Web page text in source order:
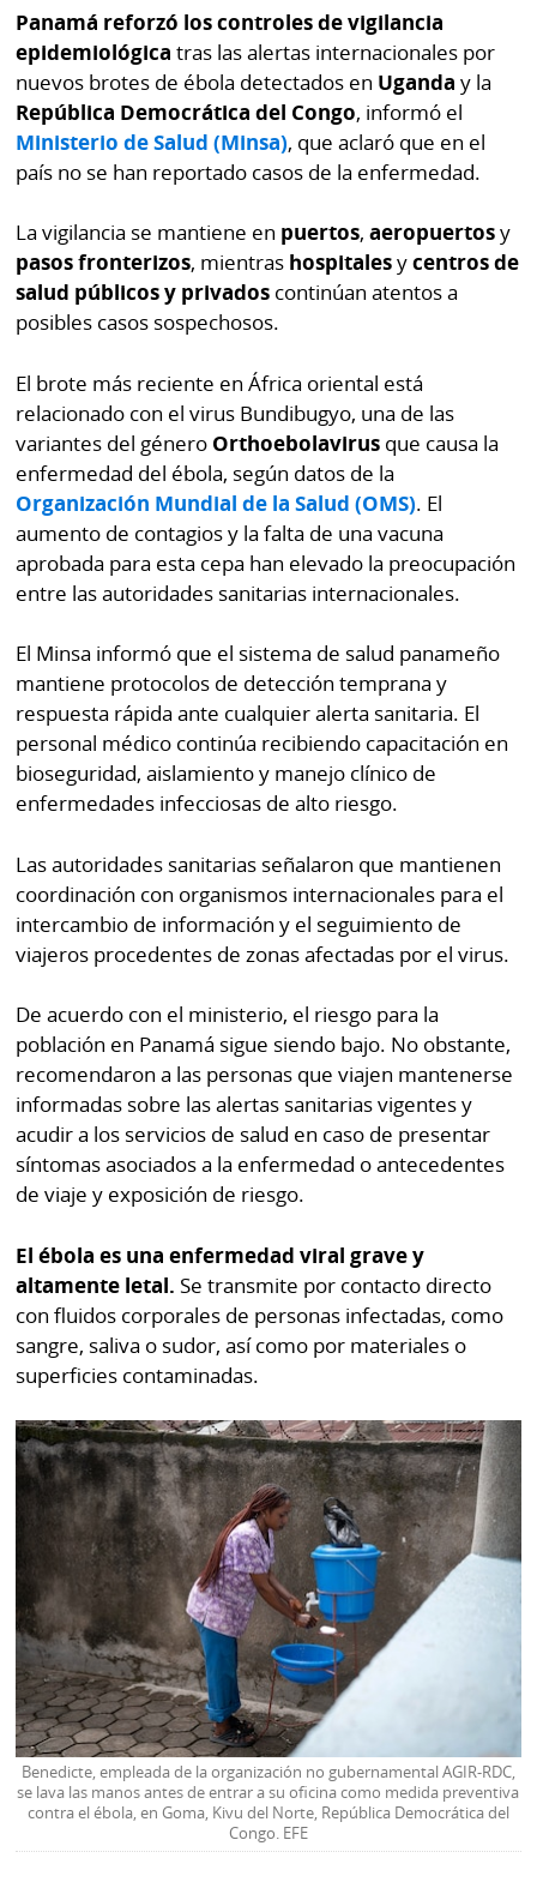
LuctuosasBuenas
prácticas
OTROS
Metro
por
Metro
Tienda
Panamá
Tus
Tiquetes
Cero
KM
Mi
Diario
Club
La
Prensa
Busca
Fácil
⌾
Hoy
por
Sábado
Picante
⌾
La
Repregunta
⌾
Cual
⌾
Sabrina
Censura
Panamá reforzó los controles de vigilancia
epidemiológica tras las alertas internacionales por
nuevos brotes de ébola detectados en Uganda y la
República Democrática del Congo, informó el
Ministerio de Salud (Minsa), que aclaró que en el
país no se han reportado casos de la enfermedad.
La vigilancia se mantiene en puertos,aeropuertosy
pasos fronterizos, mientras hospitalesycentros de
salud públicos y privados continúan atentos a
posibles casos sospechosos.
El brote más reciente en África oriental está
relacionado con el virus Bundibugyo, una de las
variantes del género Orthoebolavirus que causa la
enfermedad del ébola, según datos de la
Organización Mundial de la Salud (OMS). El
aumento de contagios y la falta de una vacuna
aprobada para esta cepa han elevado la preocupación
entre las autoridades sanitarias internacionales.
El Minsa informó que el sistema de salud panameño
mantiene protocolos de detección temprana y
respuesta rápida ante cualquier alerta sanitaria. El
personal médico continúa recibiendo capacitación en
bioseguridad, aislamiento y manejo clínico de
enfermedades infecciosas de alto riesgo.
Las autoridades sanitarias señalaron que mantienen
coordinación con organismos internacionales para el
intercambio de información y el seguimiento de
viajeros procedentes de zonas afectadas por el virus.
De acuerdo con el ministerio, el riesgo para la
población en Panamá sigue siendo bajo. No obstante,
recomendaron a las personas que viajen mantenerse
informadas sobre las alertas sanitarias vigentes y
acudir a los servicios de salud en caso de presentar
síntomas asociados a la enfermedad o antecedentes
de viaje y exposición de riesgo.
El ébola es una enfermedad viral grave y
altamente letal. Se transmite por contacto directo
con fluidos corporales de personas infectadas, como
sangre, saliva o sudor, así como por materiales o
superficies contaminadas.
Benedicte, empleada de la organización no gubernamental AGIR-RDC,
se lava las manos antes de entrar a su oficina como medida preventiva
contra el ébola, en Goma, Kivu del Norte, República Democrática del
Congo. EFE